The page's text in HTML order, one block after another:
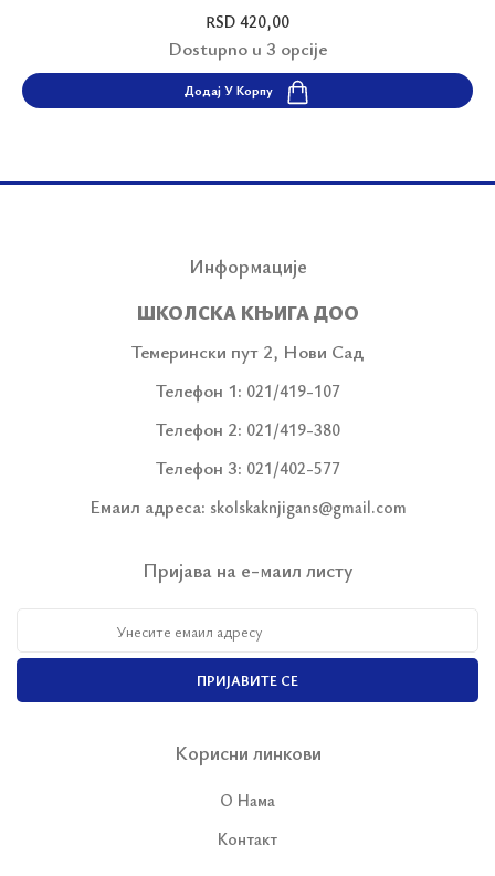
RSD 420,00
Dostupno u 3 opcije
Додај У Корпу
Информације
ШКОЛСКА КЊИГА ДОО
Темерински пут 2, Нови Сад
Телефон 1: 021/419-107
Телефон 2: 021/419-380
Телефон 3: 021/402-577
Емаил адреса: skolskaknjigans@gmail.com
Пријава на е-маил листу
ПРИЈАВИТЕ СЕ
Корисни линкови
О Нама
Контакт